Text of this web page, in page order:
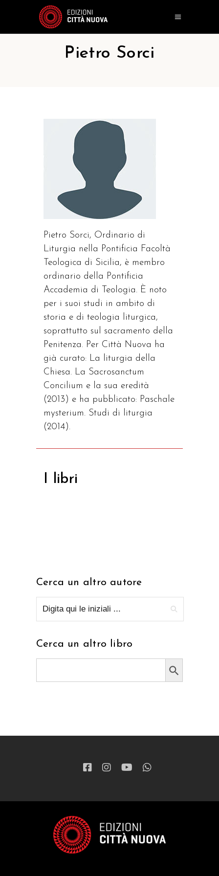
Pietro Sorci
Pietro Sorci, Ordinario di
Liturgia nella Pontificia Facoltà
Teologica di Sicilia, è membro
ordinario della Pontificia
Accademia di Teologia. È noto
per i suoi studi in ambito di
storia e di teologia liturgica,
soprattutto sul sacramento della
Penitenza. Per Città Nuova ha
già curato: La liturgia della
Chiesa. La Sacrosanctum
Concilium e la sua eredità
(2013) e ha pubblicato: Paschale
mysterium. Studi di liturgia
(2014).
I libri
Cerca un altro autore
Cerca un altro libro
Search Button